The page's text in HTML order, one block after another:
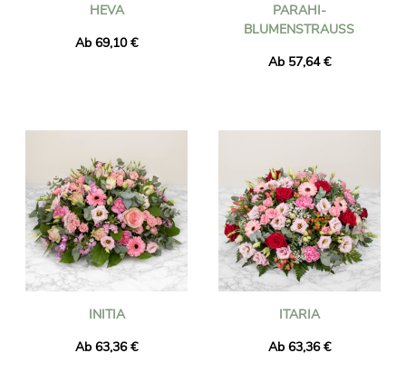
HEVA
Ab 69,10 €
PARAHI-
BLUMENSTRAUSS
Ab 57,64 €
INITIA
Ab 63,36 €
ITARIA
Ab 63,36 €